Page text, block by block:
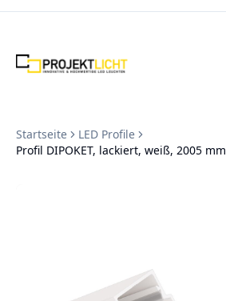
Zum Inhalt springen
Startseite
LED Profile
Profil DIPOKET, lackiert, weiß, 2005 mm